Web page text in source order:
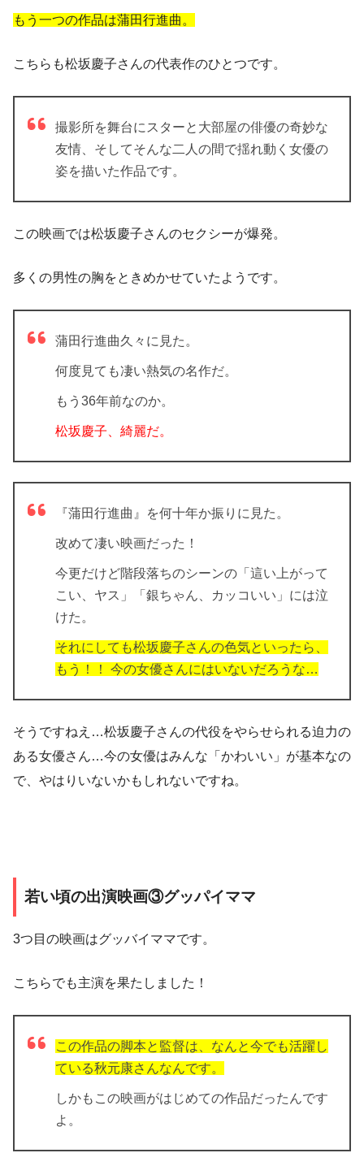
もう一つの作品は蒲田行進曲。
こちらも松坂慶子さんの代表作のひとつです。
撮影所を舞台にスターと大部屋の俳優の奇妙な
友情、そしてそんな二人の間で揺れ動く女優の
姿を描いた作品です。
この映画では松坂慶子さんのセクシーが爆発。
多くの男性の胸をときめかせていたようです。
蒲田行進曲久々に見た。
何度見ても凄い熱気の名作だ。
もう36年前なのか。
松坂慶子、綺麗だ。
『蒲田行進曲』を何十年か振りに見た。
改めて凄い映画だった！
今更だけど階段落ちのシーンの「這い上がって
こい、ヤス」「銀ちゃん、カッコいい」には泣
けた。
それにしても松坂慶子さんの色気といったら、
もう！！ 今の女優さんにはいないだろうな…
そうですねえ…松坂慶子さんの代役をやらせられる迫力の
ある女優さん…今の女優はみんな「かわいい」が基本なの
で、やはりいないかもしれないですね。
若い頃の出演映画③グッパイママ
3つ目の映画はグッバイママです。
こちらでも主演を果たしました！
この作品の脚本と監督は、なんと今でも活躍し
ている秋元康さんなんです。
しかもこの映画がはじめての作品だったんです
よ。